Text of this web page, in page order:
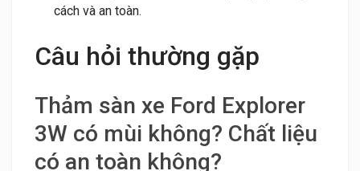
cách và an toàn.
Câu hỏi thường gặp
Thảm sàn xe Ford Explorer
3W có mùi không? Chất liệu
có an toàn không?